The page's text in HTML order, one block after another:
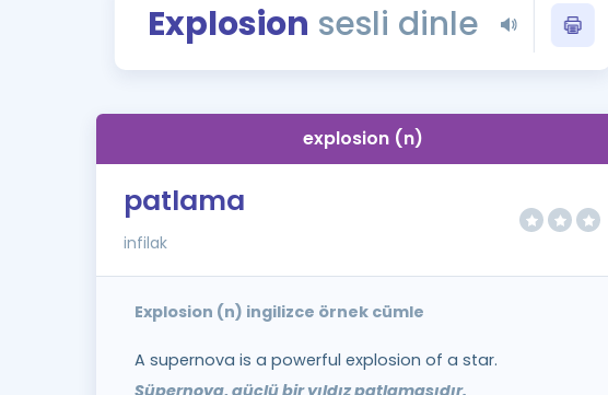
YDS - YÖKDİL
İngilizce Gramer
Explosion sesli dinle
explosion (n)
patlama
infilak
Explosion (n) ingilizce örnek cümle
A supernova is a powerful explosion of a star.
Süpernova, güçlü bir yıldız patlamasıdır.